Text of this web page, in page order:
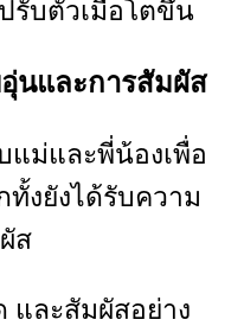
รับตัวเมื่อโตขึ้น
นและการสัมผัส
ม่และพี่น้องเพื่อ
งยังได้รับความ
ส
และสัมผัสอย่าง